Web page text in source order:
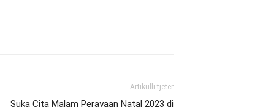
Artikulli tjetër
Suka Cita Malam Perayaan Natal 2023 di